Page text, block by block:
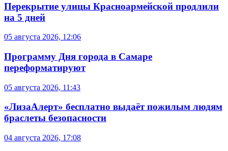
Перекрытие улицы Красноармейской продлили
на 5 дней
05 августа 2026, 12:06
Программу Дня города в Самаре
переформатируют
05 августа 2026, 11:43
«ЛизаАлерт» бесплатно выдаёт пожилым людям
браслеты безопасности
04 августа 2026, 17:08